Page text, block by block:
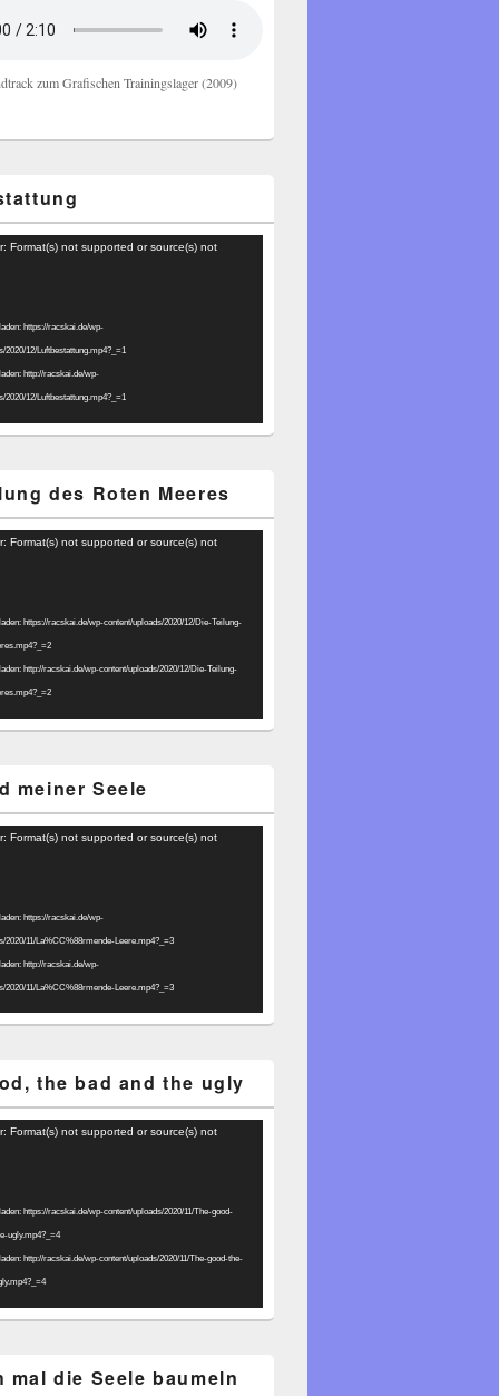
zum Grafischen Trainingslager (2009)
Format(s) not supported or source(s) not
https://racskai.de/wp-
2020/12/Luftbestattung.mp4?_=1
http://racskai.de/wp-
2020/12/Luftbestattung.mp4?_=1
des Roten Meeres
Format(s) not supported or source(s) not
https://racskai.de/wp-content/uploads/2020/12/Die-Teilung-
http://racskai.de/wp-content/uploads/2020/12/Die-Teilung-
meiner Seele
Format(s) not supported or source(s) not
https://racskai.de/wp-
2020/11/La%CC%88rmende-Leere.mp4?_=3
http://racskai.de/wp-
2020/11/La%CC%88rmende-Leere.mp4?_=3
the bad and the ugly
Format(s) not supported or source(s) not
https://racskai.de/wp-content/uploads/2020/11/The-good-
ugly.mp4?_=4
http://racskai.de/wp-content/uploads/2020/11/The-good-the-
mal die Seele baumeln